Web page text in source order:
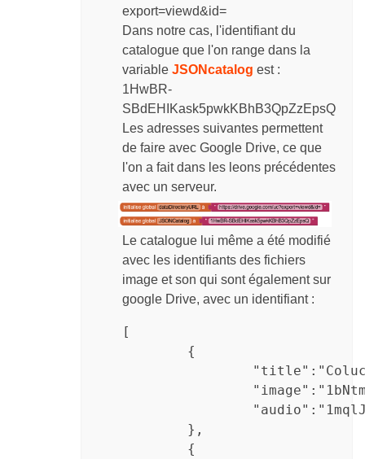
export=viewd&id=
Dans notre cas, l'identifiant du
catalogue que l'on range dans la
variable JSONcatalog est :
1HwBR-
SBdEHIKask5pwkKBhB3QpZzEpsQ
Les adresses suivantes permettent
de faire avec Google Drive, ce que
l'on a fait dans les leons précédentes
avec un serveur.
Le catalogue lui même a été modifié
avec les identifiants des fichiers
image et son qui sont également sur
google Drive, avec un identifiant :
[